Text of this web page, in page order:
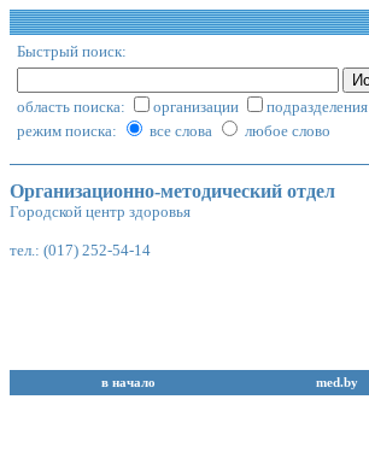
Быстрый поиск:
область поиска: организации подразделения
режим поиска:
все слова любое слово
Организационно-методический отдел
Городской центр здоровья
тел.: (017) 252-54-14
в начало med.by